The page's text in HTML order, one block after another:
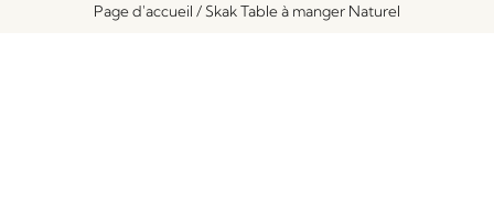
Page d'accueil / Skak Table à manger Naturel